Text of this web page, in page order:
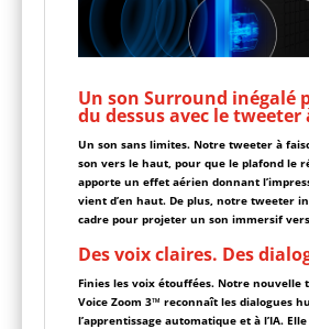
Un son Surround inégalé
du dessus avec le tweeter
Un son sans limites. Notre tweeter à
son vers le haut, pour que le plafond le
apporte un effet aérien donnant
vient d’en haut. De plus, notre tweeter
cadre pour projeter un son immersif vers
Des voix claires. Des
Finies les voix étouffées. Notre nouvelle
Voice Zoom 3™ reconnaît les dialogues
l’apprentissage automatique et à l’IA.